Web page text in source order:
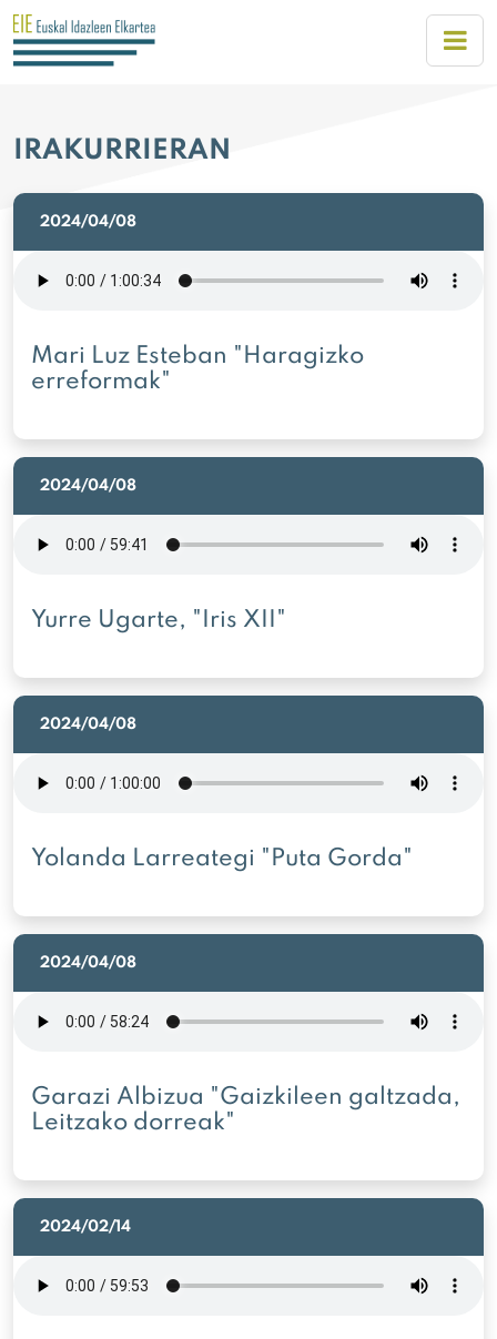
IRAKURRIERAN
2024/04/08
Mari Luz Esteban "Haragizko
erreformak"
2024/04/08
Yurre Ugarte, "Iris XII"
2024/04/08
Yolanda Larreategi "Puta Gorda"
2024/04/08
Garazi Albizua "Gaizkileen galtzada,
Leitzako dorreak"
2024/02/14